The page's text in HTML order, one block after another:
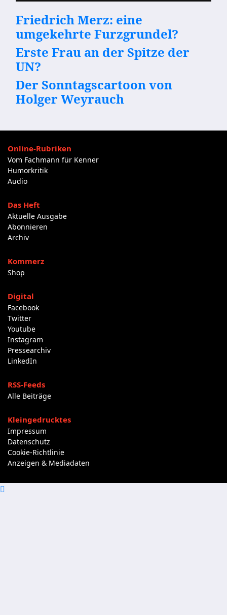
Friedrich Merz: eine
umgekehrte Furzgrundel?
Erste Frau an der Spitze der
UN?
Der Sonntagscartoon von
Holger Weyrauch
Online-Rubriken
Vom Fachmann für Kenner
Humorkritik
Audio
Das Heft
Aktuelle Ausgabe
Abonnieren
Archiv
Kommerz
Shop
Digital
Facebook
Twitter
Youtube
Instagram
Pressearchiv
LinkedIn
RSS-Feeds
Alle Beiträge
Kleingedrucktes
Impressum
Datenschutz
Cookie-Richtlinie
Anzeigen & Mediadaten